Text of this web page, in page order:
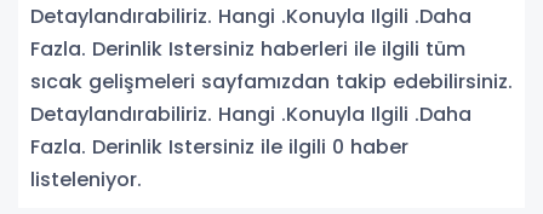
Detaylandırabiliriz. Hangi .Konuyla Ilgili .Daha
Fazla. Derinlik Istersiniz haberleri ile ilgili tüm
sıcak gelişmeleri sayfamızdan takip edebilirsiniz.
Detaylandırabiliriz. Hangi .Konuyla Ilgili .Daha
Fazla. Derinlik Istersiniz ile ilgili 0 haber
listeleniyor.